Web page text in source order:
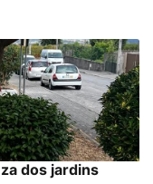
dos jardins